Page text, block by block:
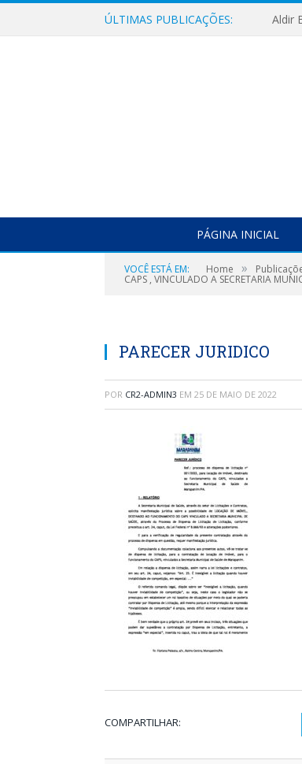
ÚLTIMAS PUBLICAÇÕES: Aldir
PÁGINA INICIAL
VOCÊ ESTÁ EM: Home »
CAPS , VINCULADO A SECRETARIA
PARECER JURIDICO
POR CR2-ADMIN3 EM 25 DE MAIO DE 2022
COMPARTILHAR: